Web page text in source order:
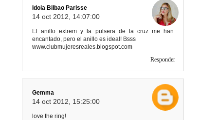
Idoia Bilbao Parisse
14 oct 2012, 14:07:00
El anillo extrem y la pulsera de la cruz me han
encantado, pero el anillo es ideal! Bsss
www.clubmujeresreales.blogspot.com
Responder
Gemma
14 oct 2012, 15:25:00
love the ring!